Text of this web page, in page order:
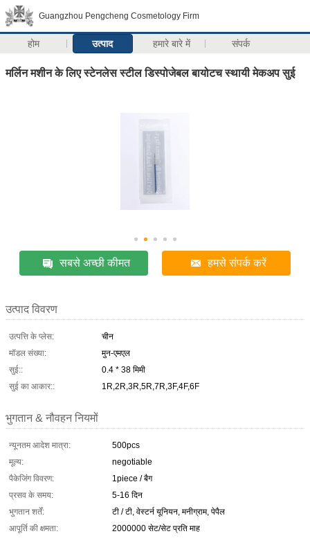
Guangzhou Pengcheng Cosmetology Firm
होम उत्पाद हमारे बारे में संपर्क
मर्लिन मशीन के लिए स्टेनलेस स्टील डिस्पोजेबल बायोटच स्थायी मेकअप सुई
सबसे अच्छी कीमत हमसे संपर्क करें
उत्पाद विवरण
उत्पत्ति के प्लेस:
चीन
मॉडल संख्या:
मुन-एमएल
सुई::
0.4 * 38 मिमी
सुई का आकार::
1R,2R,3R,5R,7R,3F,4F,6F
भुगतान & नौवहन नियमों
न्यूनतम आदेश मात्रा:
500pcs
मूल्य:
negotiable
पैकेजिंग विवरण:
1piece / बैग
प्रसव के समय:
5-16 दिन
भुगतान शर्तें:
टी / टी, वेस्टर्न यूनियन, मनीग्राम, पेपैल
आपूर्ति की क्षमता:
2000000 सेट/सेट प्रति माह